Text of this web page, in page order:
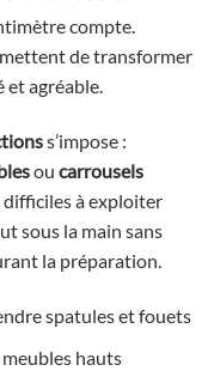
compte.
de transformer
et agréable.
s’impose :
ou carrousels
à exploiter
sous la main sans
la préparation.
spatules et fouets
hauts